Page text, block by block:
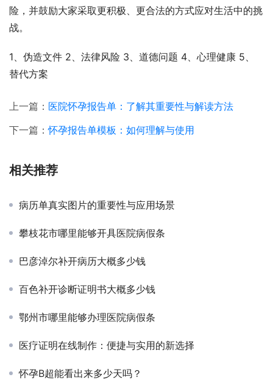
险，并鼓励大家采取更积极、更合法的方式应对生活中的挑
战。
1、伪造文件 2、法律风险 3、道德问题 4、心理健康 5、
替代方案
上一篇： 医院怀孕报告单：了解其重要性与解读方法
下一篇：怀孕报告单模板：如何理解与使用
相关推荐
病历单真实图片的重要性与应用场景
攀枝花市哪里能够开具医院病假条
巴彦淖尔补开病历大概多少钱
百色补开诊断证明书大概多少钱
鄂州市哪里能够办理医院病假条
医疗证明在线制作：便捷与实用的新选择
怀孕B超能看出来多少天吗？